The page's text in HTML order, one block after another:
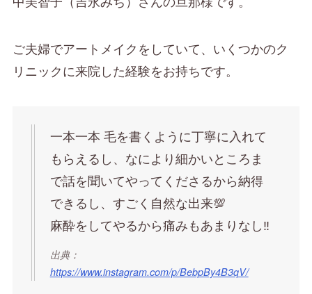
ご夫婦でアートメイクをしていて、いくつかのク
リニックに来院した経験をお持ちです。
一本一本 毛を書くように丁寧に入れて
もらえるし、なにより細かいところま
で話を聞いてやってくださるから納得
できるし、すごく自然な出来💯
麻酔をしてやるから痛みもあまりなし‼️
出典：
https://www.instagram.com/p/BebpBy4B3qV/